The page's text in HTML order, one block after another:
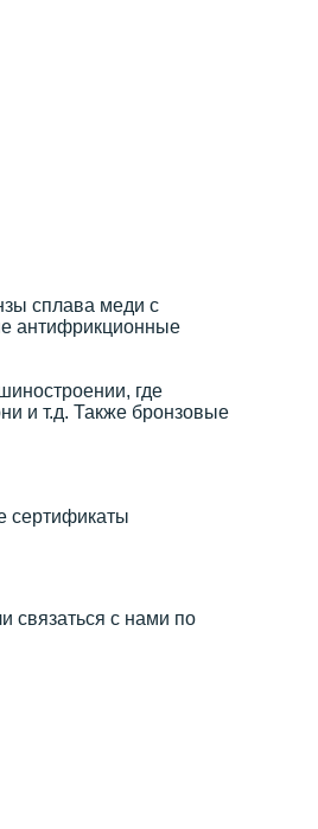
сплава меди с
антифрикционные
где
и т.д. Также бронзовые
сертификаты
связаться с нами по